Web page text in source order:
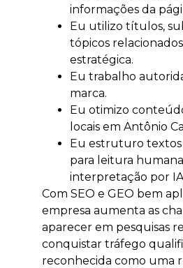
informações da
Eu utilizo títulos,
tópicos
estratégica.
Eu trabalho
marca.
Eu otimizo
locais em Antônio
Eu estruturo textos
para leitura
interpretação por
Com SEO e GEO bem
empresa aumenta as
aparecer em pesquisas
conquistar tráfego
reconhecida como uma